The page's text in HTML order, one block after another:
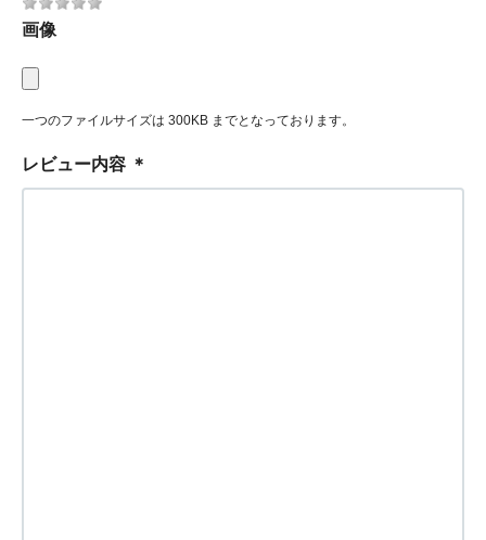
画像
一つのファイルサイズは 300KB までとなっております。
レビュー内容 ＊